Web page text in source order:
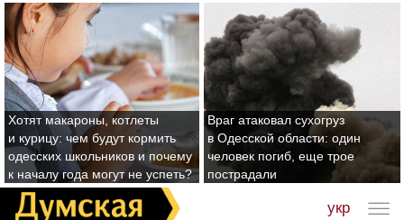
Хотят макароны, котлеты
и курицу: чем будут кормить
одесских школьников и почему
к началу года могут не успеть?
Враг атаковал сухогруз
в Одесской области: один
человек погиб, еще трое
пострадали
укр